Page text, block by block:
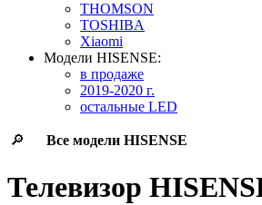
THOMSON
TOSHIBA
Xiaomi
Модели HISENSE:
в продаже
2019-2020 г.
остальные LED
🔎 Все модели HISENSE
Телевизор